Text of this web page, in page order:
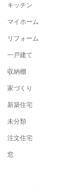
キッチン
マイホーム
リフォーム
一戸建て
収納棚
家づくり
新築住宅
未分類
注文住宅
窓